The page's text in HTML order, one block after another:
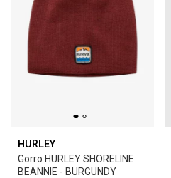
HURLEY
Gorro HURLEY SHORELINE
BEANNIE - BURGUNDY